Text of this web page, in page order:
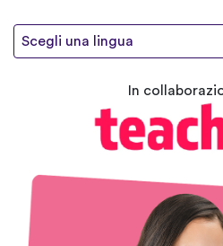
Scegli una lingua
In